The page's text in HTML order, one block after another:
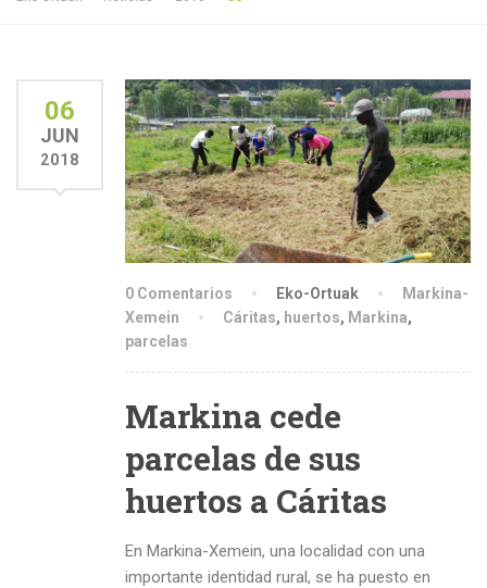
06
JUN
2018
0 Comentarios Eko-Ortuak
Markina-
Xemein
Cáritas, huertos, Markina,
parcelas
Markina cede
parcelas de sus
huertos a Cáritas
En Markina-Xemein, una localidad con una
importante identidad rural, se ha puesto en